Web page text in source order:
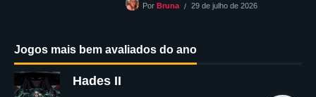
Por Bruna 29 de julho de 2026
Jogos mais bem avaliados do ano
Hades II